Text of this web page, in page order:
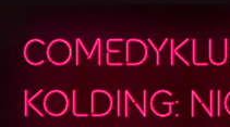
KOLDING: